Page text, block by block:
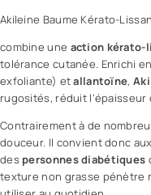
Akileine Baume Kérato-
combine une action kérato-
tolérance cutanée. Enrichi en
exfoliante) etallantoïne,
rugosités, réduit
Contrairement à de
douceur. Il convient donc
des personnes diabétiques
texture non grasse pénètre